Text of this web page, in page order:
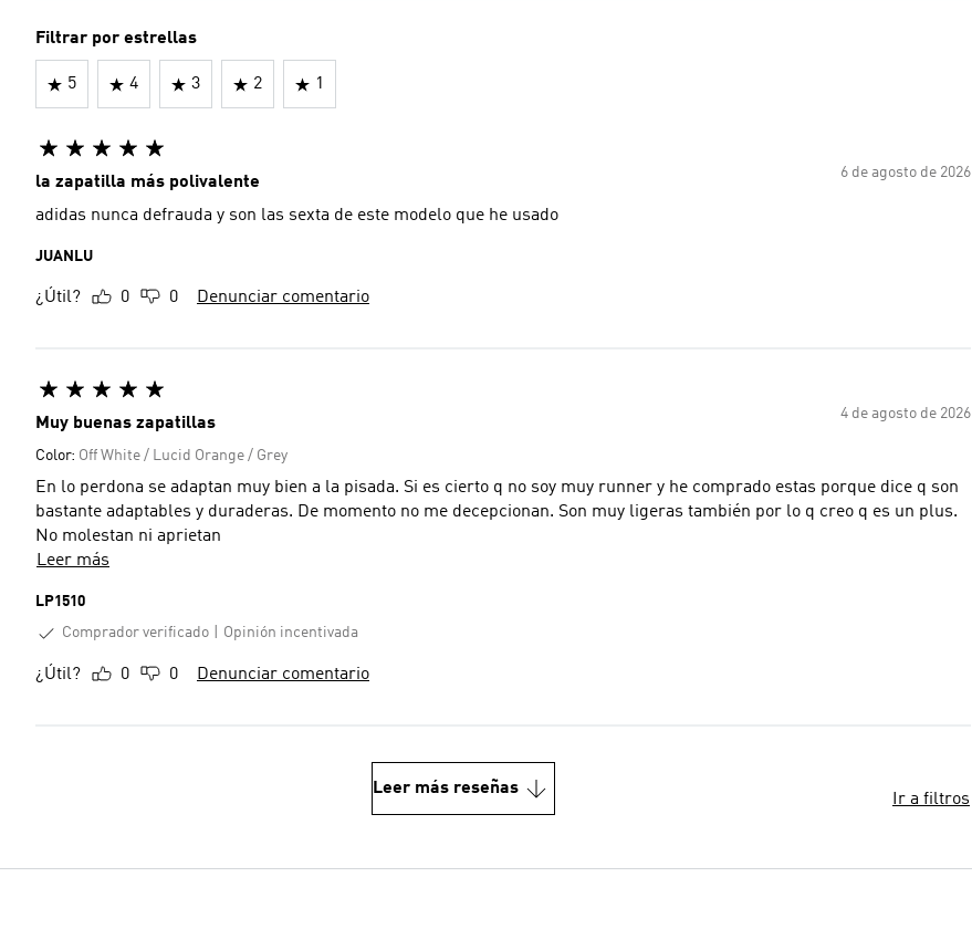
Filtrar por estrellas
5 4 3 2 1
6 de agosto de 2026
la zapatilla más polivalente
adidas nunca defrauda y son las sexta de este modelo que he usado
JUANLU
¿Útil? 0 0 Denunciar comentario
4 de agosto de 2026
Muy buenas zapatillas
Color: Off White / Lucid Orange / Grey
En lo perdona se adaptan muy bien a la pisada. Si es cierto q no soy muy runner y he comprado estas porque dice q son
bastante adaptables y duraderas. De momento no me decepcionan. Son muy ligeras también por lo q creo q es un plus.
No molestan ni aprietan
Leer más
LP1510
Comprador verificado
Opinión incentivada
¿Útil? 0 0 Denunciar comentario
Leer más reseñas
Ir a filtros